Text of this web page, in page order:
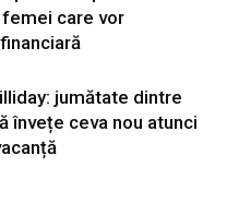
care vor
jumătate dintre
învețe ceva nou atunci